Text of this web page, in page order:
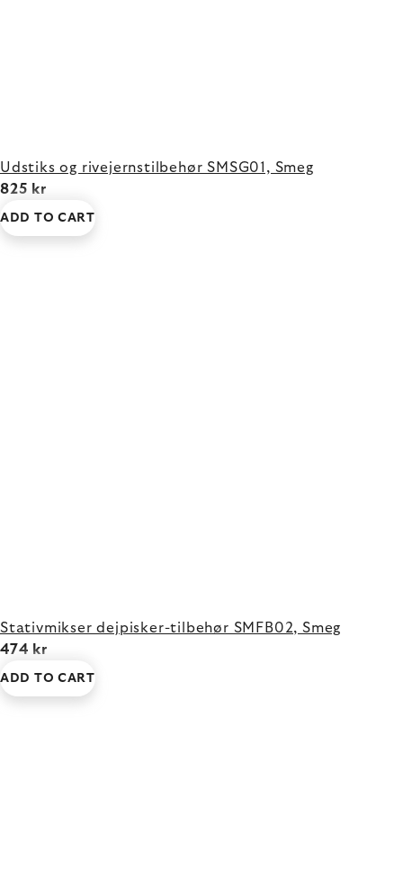
Udstiks og rivejernstilbehør SMSG01, Smeg
825 kr
ADD TO CART
Stativmikser dejpisker-tilbehør SMFB02, Smeg
474 kr
ADD TO CART